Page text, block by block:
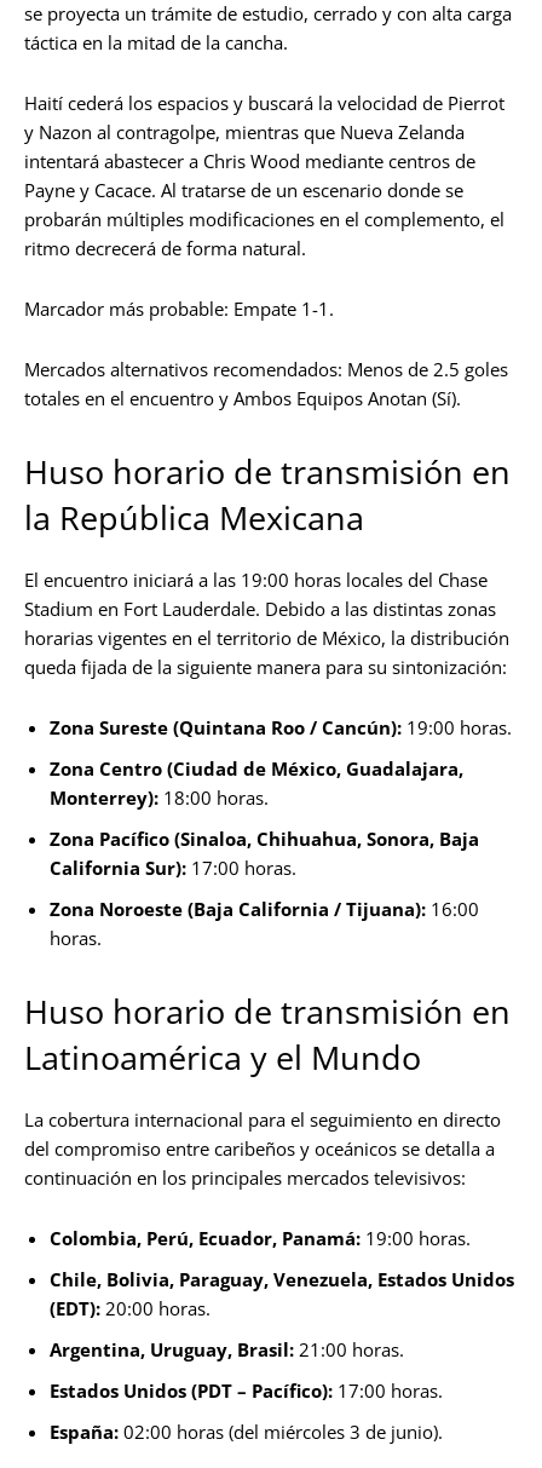
se proyecta un trámite de estudio, cerrado y con alta carga
táctica en la mitad de la cancha.
Haití cederá los espacios y buscará la velocidad de Pierrot
y Nazon al contragolpe, mientras que Nueva Zelanda
intentará abastecer a Chris Wood mediante centros de
Payne y Cacace. Al tratarse de un escenario donde se
probarán múltiples modificaciones en el complemento, el
ritmo decrecerá de forma natural.
Marcador más probable: Empate 1-1.
Mercados alternativos recomendados: Menos de 2.5 goles
totales en el encuentro y Ambos Equipos Anotan (Sí).
Huso horario de transmisión en
la República Mexicana
El encuentro iniciará a las 19:00 horas locales del Chase
Stadium en Fort Lauderdale. Debido a las distintas zonas
horarias vigentes en el territorio de México, la distribución
queda fijada de la siguiente manera para su sintonización:
Zona Sureste (Quintana Roo / Cancún): 19:00 horas.
Zona Centro (Ciudad de México, Guadalajara,
Monterrey): 18:00 horas.
Zona Pacífico (Sinaloa, Chihuahua, Sonora, Baja
California Sur): 17:00 horas.
Zona Noroeste (Baja California / Tijuana): 16:00
horas.
Huso horario de transmisión en
Latinoamérica y el Mundo
La cobertura internacional para el seguimiento en directo
del compromiso entre caribeños y oceánicos se detalla a
continuación en los principales mercados televisivos:
Colombia, Perú, Ecuador, Panamá: 19:00 horas.
Chile, Bolivia, Paraguay, Venezuela, Estados Unidos
(EDT): 20:00 horas.
Argentina, Uruguay, Brasil: 21:00 horas.
Estados Unidos (PDT – Pacífico): 17:00 horas.
España: 02:00 horas (del miércoles 3 de junio).